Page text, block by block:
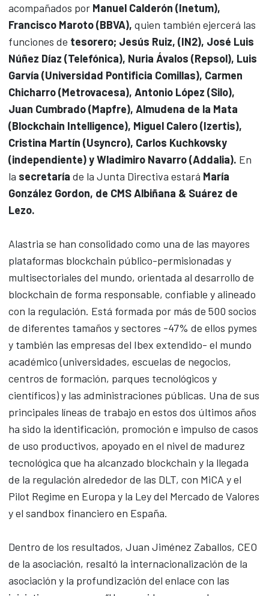
acompañados porManuel Calderón (Inetum),
Francisco Maroto (BBVA), quien también ejercerá las
funciones de tesorero; Jesús Ruiz, (IN2), José Luis
Núñez Díaz (Telefónica), Nuria Ávalos (Repsol), Luis
Garvía (Universidad Pontificia Comillas), Carmen
Chicharro (Metrovacesa), Antonio López (Silo),
Juan Cumbrado (Mapfre), Almudena de la Mata
(Blockchain Intelligence), Miguel Calero (Izertis),
Cristina Martín (Usyncro), Carlos Kuchkovsky
(independiente) y Wladimiro Navarro (Addalia). En
la secretaría de la Junta Directiva estará María
González Gordon, de CMS Albiñana & Suárez de
Lezo.
Alastria se han consolidado como una de las mayores
plataformas blockchain público-permisionadas y
multisectoriales del mundo, orientada al desarrollo de
blockchain de forma responsable, confiable y alineado
con la regulación. Está formada por más de 500 socios
de diferentes tamaños y sectores -47% de ellos pymes
y también las empresas del Ibex extendido- el mundo
académico (universidades, escuelas de negocios,
centros de formación, parques tecnológicos y
científicos) y las administraciones públicas. Una de sus
principales líneas de trabajo en estos dos últimos años
ha sido la identificación, promoción e impulso de casos
de uso productivos, apoyado en el nivel de madurez
tecnológica que ha alcanzado blockchain y la llegada
de la regulación alrededor de las DLT, con MiCA y el
Pilot Regime en Europa y la Ley del Mercado de Valores
y el sandbox financiero en España.
Dentro de los resultados, Juan Jiménez Zaballos, CEO
de la asociación, resaltó la internacionalización de la
asociación y la profundización del enlace con las